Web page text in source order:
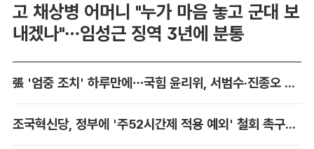
고 채상병 어머니 "누가 마음 놓고 군대 보
내겠나"…임성근 징역 3년에 분통
張 '엄중 조치' 하루만에…국힘 윤리위, 서범수·진종오 징계 착수
조국혁신당, 정부에 '주52시간제 적용 예외' 철회 촉구…"흥정 대상 아냐"